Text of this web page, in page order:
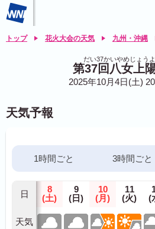
トップ 花火大会の天気 九州・沖縄
だい37かいやめじょう
第37回八女上
2025年10月4日(土)
天気予報
1時間ごと 3時間ごと
日
天気
8
(土)
9
(日)
10
(月)
11
(火)
(